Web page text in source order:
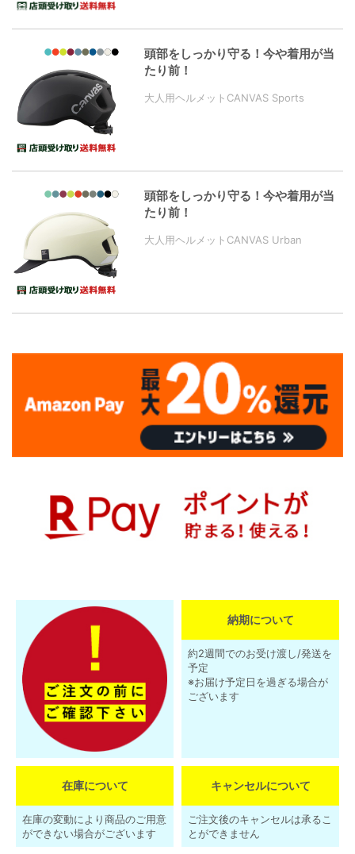
頭部をしっかり守る！今や着用が当
たり前！
大人用ヘルメットCANVAS Sports
頭部をしっかり守る！今や着用が当
たり前！
大人用ヘルメットCANVAS Urban
納期について
約2週間でのお受け渡し/発送を
予定
※お届け予定日を過ぎる場合が
ございます
在庫について
在庫の変動により商品のご用意
ができない場合がございます
キャンセルについて
ご注文後のキャンセルは承るこ
とができません